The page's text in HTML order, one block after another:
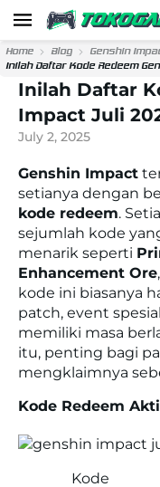
Home Blog
Genshin
Inilah Daftar Kode Redeem
Inilah Daftar
Impact Juli
July 2, 2025
Genshin Impact
setianya dengan
kode redeem.
sejumlah kode
menarik seperti
Enhancement Ore
kode ini biasanya
patch, event
memiliki masa
itu, penting bagi
mengklaimnya
Kode Redeem
Kode